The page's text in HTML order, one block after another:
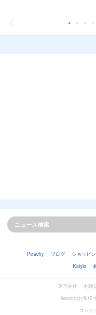
Peachy ブログ ショッピ
Kstyle
運営会社 利用
livedoorお客様
コンテ